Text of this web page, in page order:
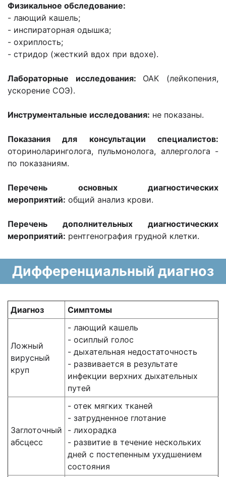
Физикальное обследование:
- лающий кашель;
- инспираторная одышка;
- охриплость;
- стридор (жесткий вдох при вдохе).
Лабораторные исследования: ОАК (лейкопения,
ускорение СОЭ).
Инструментальные исследования: не показаны.
Показания для консультации специалистов:
оториноларинголога, пульмонолога, аллерголога -
по показаниям.
Перечень основных диагностических
мероприятий: общий анализ крови.
Перечень дополнительных диагностических
мероприятий: рентгенография грудной клетки.
Дифференциальный диагноз
Диагноз Симптомы
Ложный
вирусный
круп
- лающий кашель
- осиплый голос
- дыхательная недостаточность
- развивается в результате
инфекции верхних дыхательных
путей
Заглоточный
абсцесс
- отек мягких тканей
- затрудненное глотание
- лихорадка
- развитие в течение нескольких
дней с постепенным ухудшением
состояния